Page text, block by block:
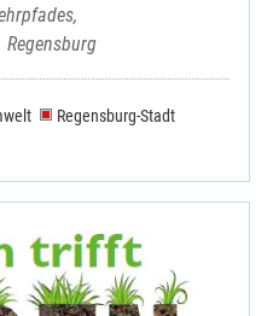
Regensburg-Stadt